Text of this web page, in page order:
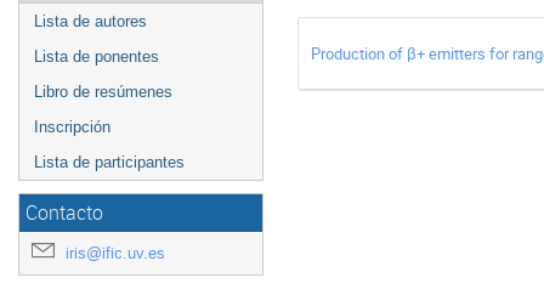
Lista de autores
Lista de ponentes
Libro de resúmenes
Inscripción
Lista de participantes
Contacto
iris@ific.uv.es
Production of β+ emitters for